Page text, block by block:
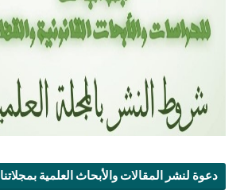
دعوة لنشر المقالات والأبحاث العلمية بمجلاتنا